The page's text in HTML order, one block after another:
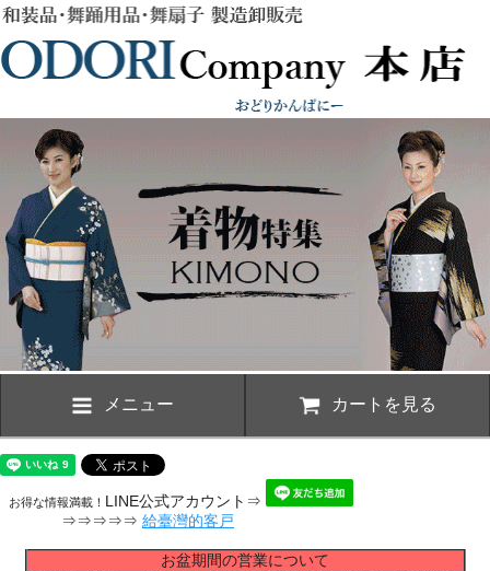
メニュー カートを見る
お得な情報満載！ LINE公式アカウント⇒
⇒⇒⇒⇒⇒ 給臺灣的客戸
お盆期間の営業について